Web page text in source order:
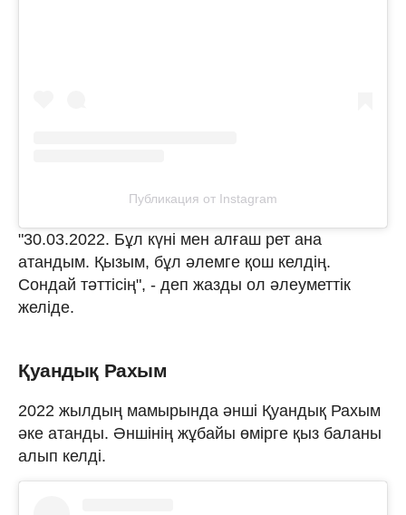
Публикация от Instagram
"30.03.2022. Бұл күні мен алғаш рет ана
атандым. Қызым, бұл әлемге қош келдің.
Сондай тәттісің", - деп жазды ол әлеуметтік
желіде.
Қуандық Рахым
2022 жылдың мамырында әнші Қуандық Рахым
әке атанды. Әншінің жұбайы өмірге қыз баланы
алып келді.